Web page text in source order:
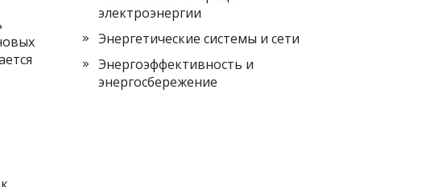
электроэнергии
Энергетические системы и сети
Энергоэффективность и
энергосбережение